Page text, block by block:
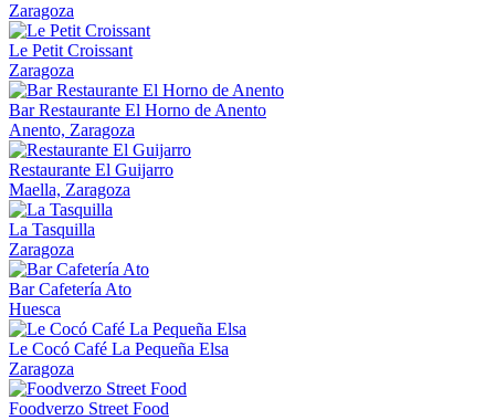
Zaragoza
Le Petit Croissant
Zaragoza
Bar Restaurante El Horno de Anento
Anento, Zaragoza
Restaurante El Guijarro
Maella, Zaragoza
La Tasquilla
Zaragoza
Bar Cafetería Ato
Huesca
Le Cocó Café La Pequeña Elsa
Zaragoza
Foodverzo Street Food